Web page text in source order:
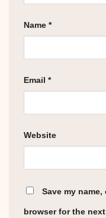
Name *
Email *
Website
Save my
browser for the